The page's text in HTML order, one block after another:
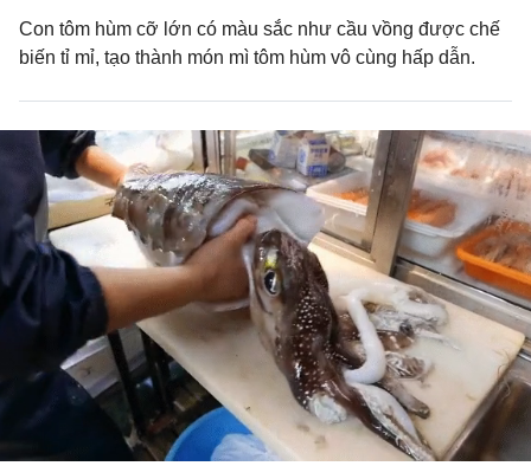
Con tôm hùm cỡ lớn có màu sắc như cầu vồng được chế
biến tỉ mỉ, tạo thành món mì tôm hùm vô cùng hấp dẫn.